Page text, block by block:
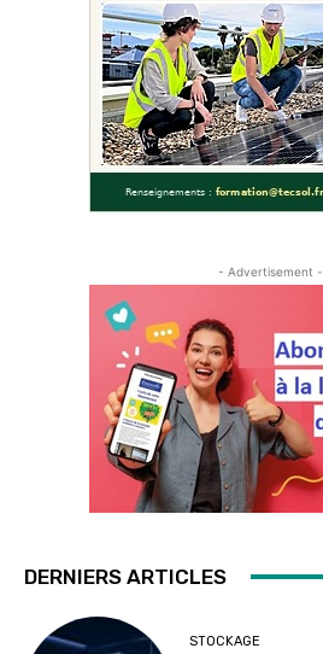
- Advertisement -
DERNIERS ARTICLES
STOCKAGE